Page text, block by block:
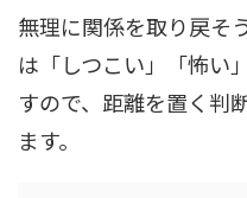
無理に関係を取り戻そ
は「しつこい」「怖い
すので、距離を置く判
ます。